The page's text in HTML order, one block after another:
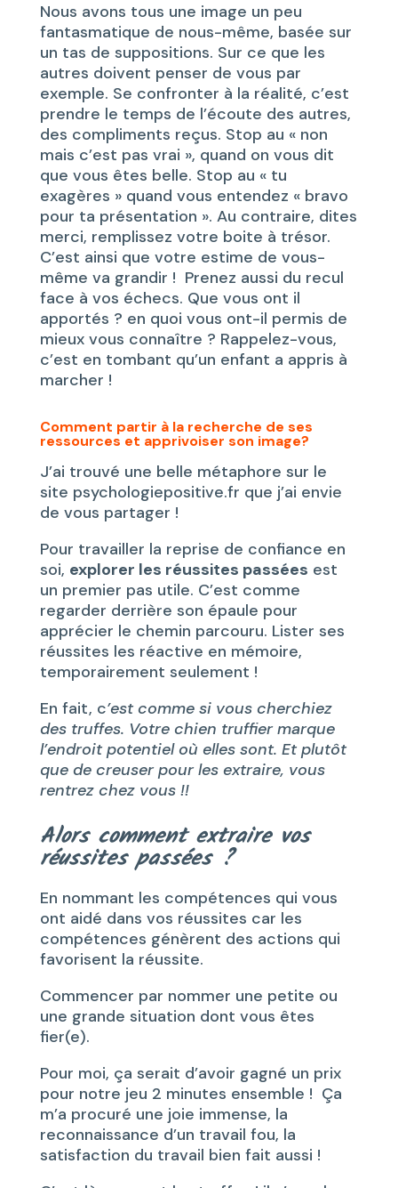
Nous avons tous une image un peu
fantasmatique de nous-même, basée sur
un tas de suppositions. Sur ce que les
autres doivent penser de vous par
exemple. Se confronter à la réalité, c’est
prendre le temps de l’écoute des autres,
des compliments reçus. Stop au « non
mais c’est pas vrai », quand on vous dit
que vous êtes belle. Stop au « tu
exagères » quand vous entendez « bravo
pour ta présentation ». Au contraire, dites
merci, remplissez votre boite à trésor.
C’est ainsi que votre estime de vous-
même va grandir ! Prenez aussi du recul
face à vos échecs. Que vous ont il
apportés ? en quoi vous ont-il permis de
mieux vous connaître ? Rappelez-vous,
c’est en tombant qu’un enfant a appris à
marcher !
Comment partir à la recherche de ses
ressources et apprivoiser son image?
J’ai trouvé une belle métaphore sur le
site psychologiepositive.fr que j’ai envie
de vous partager !
Pour travailler la reprise de confiance en
soi, explorer les réussites passées est
un premier pas utile. C’est comme
regarder derrière son épaule pour
apprécier le chemin parcouru. Lister ses
réussites les réactive en mémoire,
temporairement seulement !
En fait, c’est comme si vous cherchiez
des truffes. Votre chien truffier marque
l’endroit potentiel où elles sont. Et plutôt
que de creuser pour les extraire, vous
rentrez chez vous !!
Alors comment extraire vos
réussites passées ?
En nommant les compétences qui vous
ont aidé dans vos réussites car les
compétences génèrent des actions qui
favorisent la réussite.
Commencer par nommer une petite ou
une grande situation dont vous êtes
fier(e).
Pour moi, ça serait d’avoir gagné un prix
pour notre jeu 2 minutes ensemble ! Ça
m’a procuré une joie immense, la
reconnaissance d’un travail fou, la
satisfaction du travail bien fait aussi !